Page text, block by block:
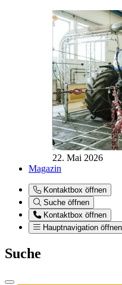
22. Mai 2026
Magazin
Kontaktbox öffnen
Suche öffnen
Kontaktbox öffnen
Hauptnavigation öffnen
Suche